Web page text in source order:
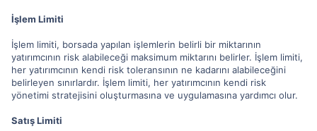
İşlem Limiti
İşlem limiti, borsada yapılan işlemlerin belirli bir miktarının
yatırımcının risk alabileceği maksimum miktarını belirler. İşlem limiti,
her yatırımcının kendi risk toleransının ne kadarını alabileceğini
belirleyen sınırlardır. İşlem limiti, her yatırımcının kendi risk
yönetimi stratejisini oluşturmasına ve uygulamasına yardımcı olur.
Satış Limiti